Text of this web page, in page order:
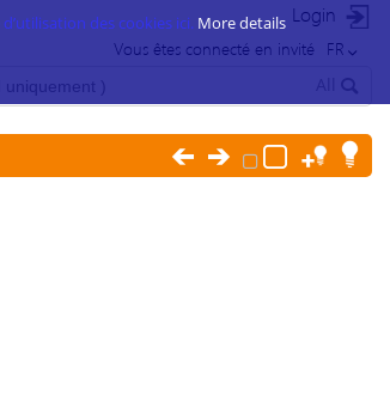
Login
FR
Vous êtes connecté en invité
des cookies ici. More details